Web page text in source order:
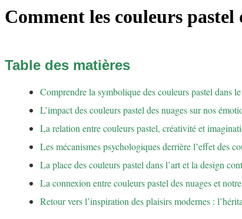
Comment les couleurs
Table des matières
Comprendre la symbolique des couleurs pastel dans
L’impact des couleurs pastel des nuages sur nos
La relation entre couleurs pastel, créativité et
Les mécanismes psychologiques derrière l’effet des
La place des couleurs pastel dans l’art et la design
La connexion entre couleurs pastel des nuages et
Retour vers l’inspiration des plaisirs modernes :